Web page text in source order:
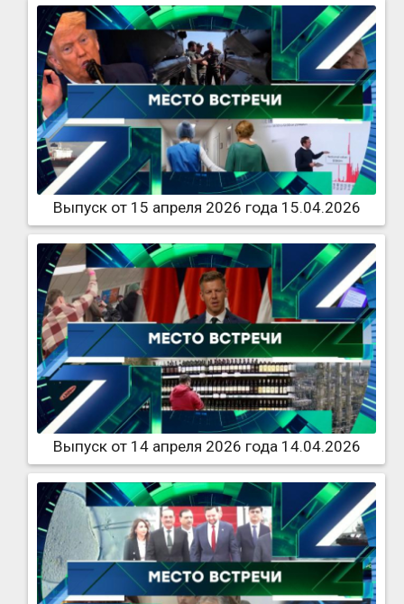
Выпуск от 15 апреля 2026 года 15.04.2026
Выпуск от 14 апреля 2026 года 14.04.2026